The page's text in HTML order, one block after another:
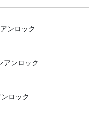
ンロック
アンロック
ロック